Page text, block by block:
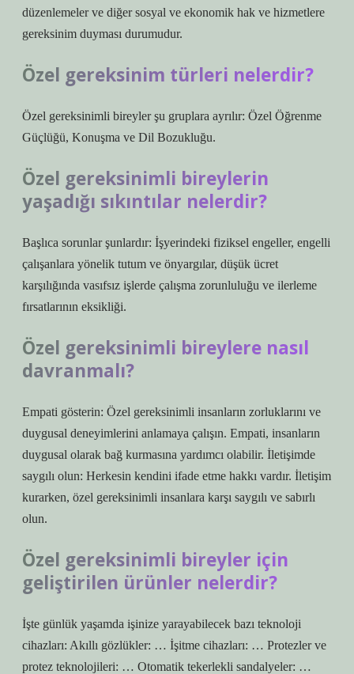
düzenlemeler ve diğer sosyal ve ekonomik hak ve hizmetlere
gereksinim duyması durumudur.
Özel gereksinim türleri nelerdir?
Özel gereksinimli bireyler şu gruplara ayrılır: Özel Öğrenme
Güçlüğü, Konuşma ve Dil Bozukluğu.
Özel gereksinimli bireylerin
yaşadığı sıkıntılar nelerdir?
Başlıca sorunlar şunlardır: İşyerindeki fiziksel engeller, engelli
çalışanlara yönelik tutum ve önyargılar, düşük ücret
karşılığında vasıfsız işlerde çalışma zorunluluğu ve ilerleme
fırsatlarının eksikliği.
Özel gereksinimli bireylere nasıl
davranmalı?
Empati gösterin: Özel gereksinimli insanların zorluklarını ve
duygusal deneyimlerini anlamaya çalışın. Empati, insanların
duygusal olarak bağ kurmasına yardımcı olabilir. İletişimde
saygılı olun: Herkesin kendini ifade etme hakkı vardır. İletişim
kurarken, özel gereksinimli insanlara karşı saygılı ve sabırlı
olun.
Özel gereksinimli bireyler için
geliştirilen ürünler nelerdir?
İşte günlük yaşamda işinize yarayabilecek bazı teknoloji
cihazları: Akıllı gözlükler: … İşitme cihazları: … Protezler ve
protez teknolojileri: … Otomatik tekerlekli sandalyeler: …